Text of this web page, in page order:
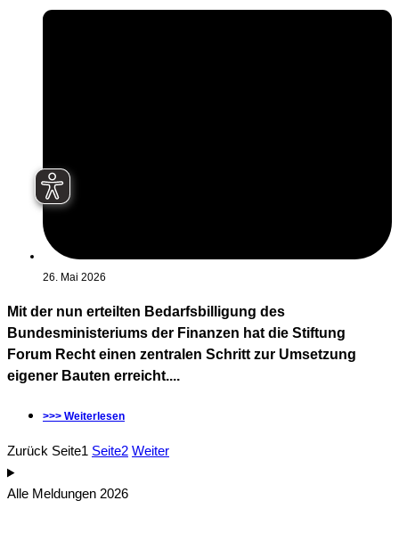
26. Mai 2026
Mit der nun erteilten Bedarfsbilligung des
Bundesministeriums der Finanzen hat die Stiftung
Forum Recht einen zentralen Schritt zur Umsetzung
eigener Bauten erreicht....
>>> Weiterlesen
Zurück Seite1 Seite2 Weiter
Alle Meldungen 2026